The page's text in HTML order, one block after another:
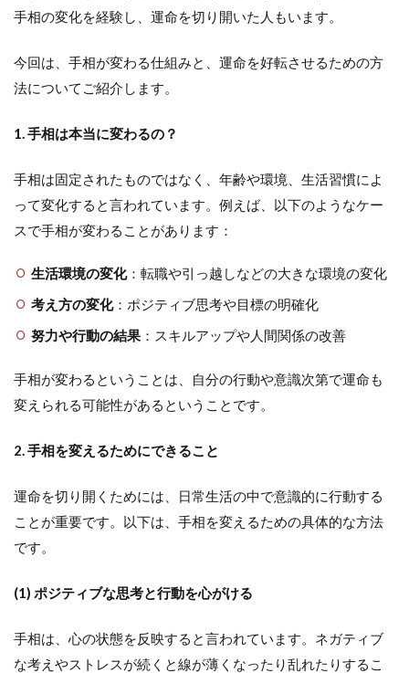
手相の変化を経験し、運命を切り開いた人もいます。
今回は、手相が変わる仕組みと、運命を好転させるための方
法についてご紹介します。
1. 手相は本当に変わるの？
手相は固定されたものではなく、年齢や環境、生活習慣によ
って変化すると言われています。例えば、以下のようなケー
スで手相が変わることがあります：
生活環境の変化：転職や引っ越しなどの大きな環境の変化
考え方の変化：ポジティブ思考や目標の明確化
努力や行動の結果：スキルアップや人間関係の改善
手相が変わるということは、自分の行動や意識次第で運命も
変えられる可能性があるということです。
2. 手相を変えるためにできること
運命を切り開くためには、日常生活の中で意識的に行動する
ことが重要です。以下は、手相を変えるための具体的な方法
です。
(1) ポジティブな思考と行動を心がける
手相は、心の状態を反映すると言われています。ネガティブ
な考えやストレスが続くと線が薄くなったり乱れたりするこ